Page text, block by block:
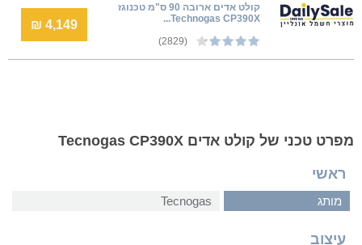
קולט אדים ארובה 90 ס"מ טכנוגז
Technogas CP390X...
(2829)
4,149 ₪
מפרט טכני של קולט אדים Tecnogas CP390X
ראשי
מותג Tecnogas
עיצוב